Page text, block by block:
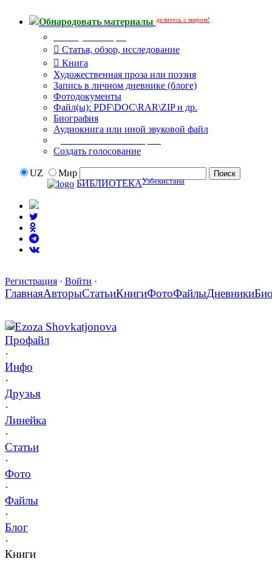
Обнародовать материалы делитесь с миром!
Статья, обзор, исследование
Книга
Художественная проза или поэзия
Запись в личном дневнике (блоге)
Фотодокументы
Файл(ы): PDF\DOC\RAR\ZIP и др.
Биография
Аудиокнига или иной звуковой файл
Создать голосование
UZ
Мир
БИБЛИОТЕКАУзбекистана
Регистрация · Войти ·
ГлавнаяАвторыСтатьиКнигиФотоФайлыДневники
Ezoza Shovkatjonova
Профайл
·
Инфо
·
Друзья
·
Линейка
·
Статьи
·
Фото
·
Файлы
·
Блог
·
Книги